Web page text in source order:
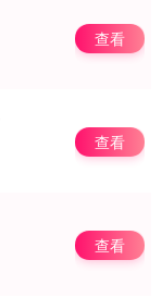
查看
查看
查看